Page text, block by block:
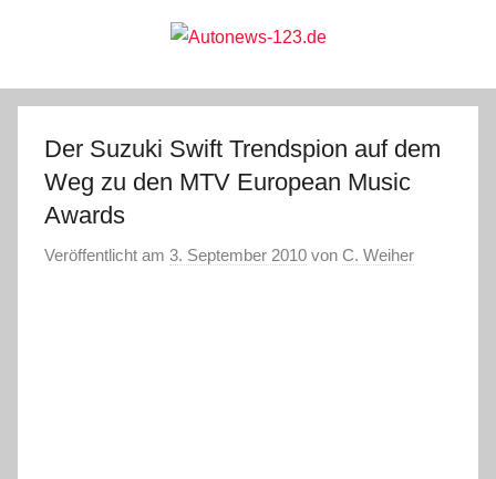
Autonews-
123.de
Der Suzuki Swift Trendspion auf dem
Weg zu den MTV European Music
Awards
Veröffentlicht am 3. September 2010 von C. Weiher